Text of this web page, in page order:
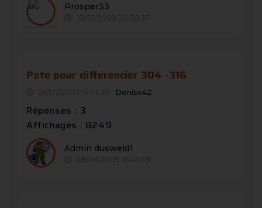
Prosper33
15/02/2009 20:30:37
Pate pour differencier 304 -316
26/07/2007 13:53:25 - Deniss42
Réponses : 3
Affichages : 8249
Admin dusweld1
28/06/2009 16:43:53